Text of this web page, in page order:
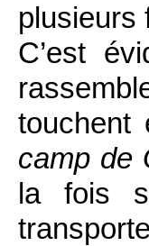
plusieurs
C’est
touchent
camp de
la fois